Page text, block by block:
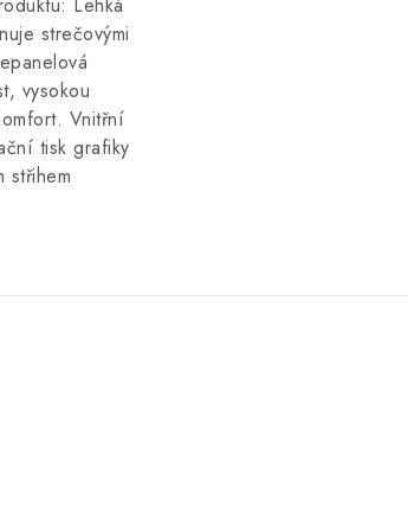
strečovými
vysokou
Vnitřní
tisk grafiky
střihem